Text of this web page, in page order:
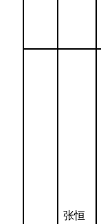
张恒